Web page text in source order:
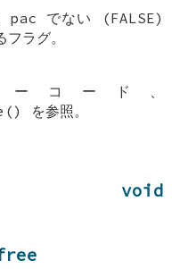
でない (FALSE)
ラグ。
ーコード、
を参照。
void